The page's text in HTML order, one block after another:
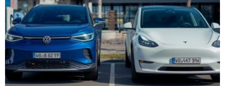
g
o